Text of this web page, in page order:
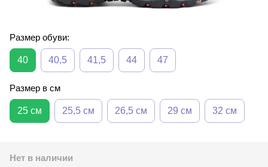
Размер обуви:
40 40,5 41,5 44 47
Размер в см
25 см 25,5 см 26,5 см 29 см 32 см
Нет в наличии